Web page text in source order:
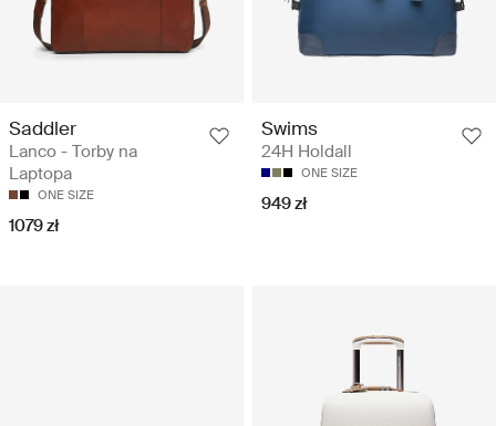
Saddler
Lanco - Torby na
Laptopa
ONE SIZE
1079 zł
Swims
24H Holdall
ONE SIZE
949 zł